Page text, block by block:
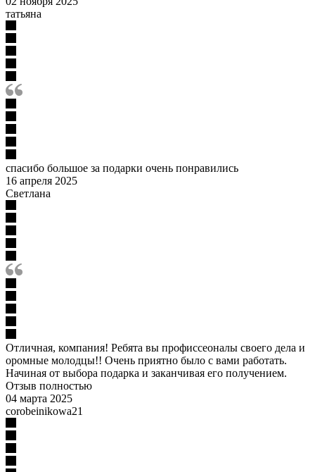
татьяна
спасибо большое за подарки очень понравились
16 апреля 2025
Светлана
Отличная, компания! Ребята вы профиссеоналы своего дела и
оромные молодцы!! Очень приятно было с вами работать.
Начиная от выбора подарка и заканчивая его получением.
Отзыв полностью
04 марта 2025
corobeinikowa21